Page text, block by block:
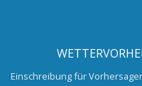
Einschreibung für